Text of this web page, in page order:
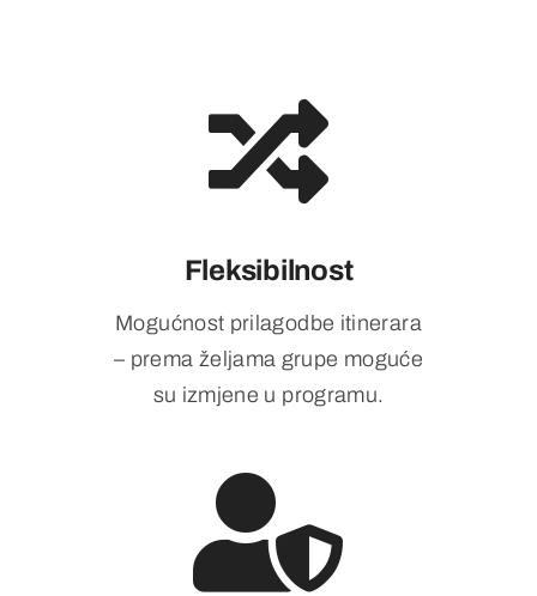
Fleksibilnost
Mogućnost prilagodbe itinerara
– prema željama grupe moguće
su izmjene u programu.